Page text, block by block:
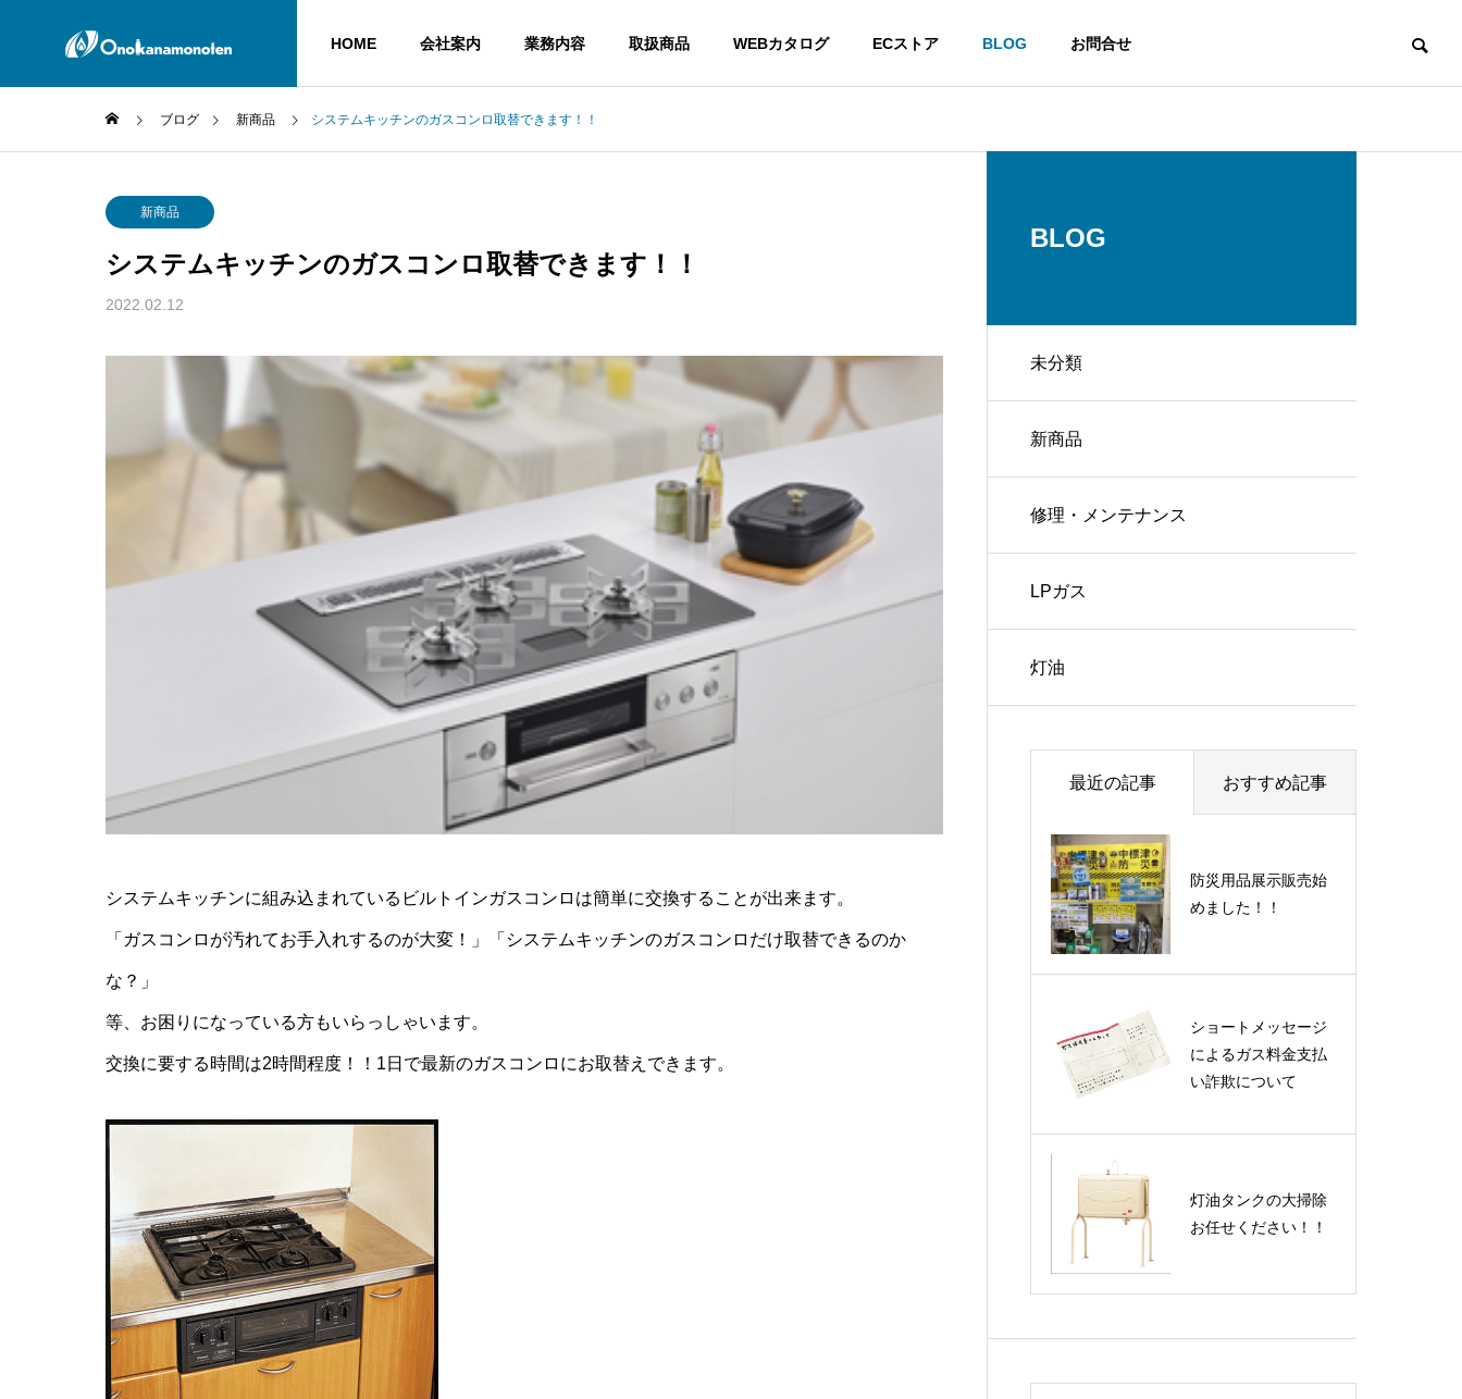
HOME 会社案内 業務内容 取扱商品 WEBカタログ ECストア BLOG お問合せ
アクセス
ACCOUNT
LINE公式アカウント
CLEAN ENERGY
LPガス
ENERGY
灯油
ブログ 新商品 システムキッチンのガスコンロ取替できます！！
新商品
システムキッチンのガスコンロ取替できます！！
2022.02.12
システムキッチンに組み込まれているビルトインガスコンロは簡単に交換することが出来ます。
「ガスコンロが汚れてお手入れするのが大変！」「システムキッチンのガスコンロだけ取替できるのか
な？」
等、お困りになっている方もいらっしゃいます。
交換に要する時間は2時間程度！！1日で最新のガスコンロにお取替えできます。
BLOG
未分類
新商品
修理・メンテナンス
LPガス
灯油
最近の記事 おすすめ記事
防災用品展示販売始
めました！！
ショートメッセージ
によるガス料金支払
い詐欺について
灯油タンクの大掃除
お任せください！！